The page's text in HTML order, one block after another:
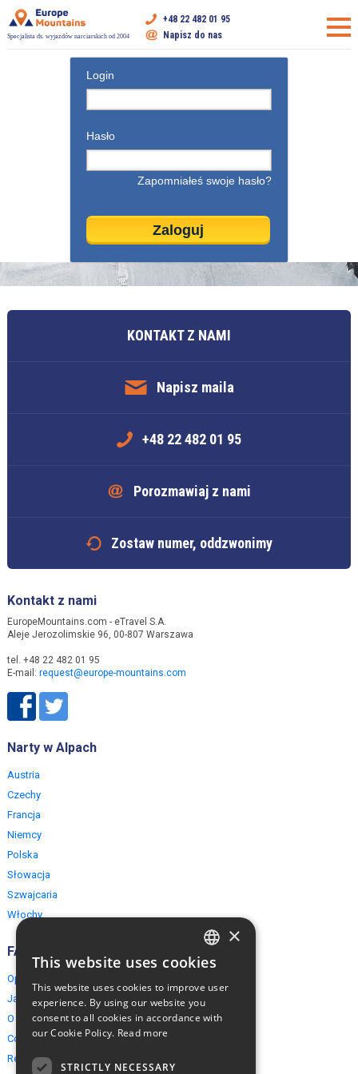
Specjalista ds. wyjazdów narciarskich od 2004
+48 22 482 01 95
Napisz do nas
Login
Hasło
Zapomniałeś swoje hasło?
KONTAKT Z NAMI
Napisz maila
+48 22 482 01 95
Porozmawiaj z nami
Zostaw numer, oddzwonimy
Kontakt z nami
EuropeMountains.com - eTravel S.A.
Aleje Jerozolimskie 96, 00-807 Warszawa
tel. +48 22 482 01 95
E-mail: request@europe-mountains.com
Narty w Alpach
Austria
Czechy
Francja
Niemcy
Polska
Słowacja
Szwajcaria
Włochy
FAQ
Opinie naszych klientów
Jak rezerwować?
O EuropeMountains.com
Cookies, Prywatność, Bezpieczeństwo
Regulamin
ENGLISH
×
This website uses cookies
This website uses cookies to improve user
experience. By using our website you
consent to all cookies in accordance with
our Cookie Policy. Read more
STRICTLY NECESSARY